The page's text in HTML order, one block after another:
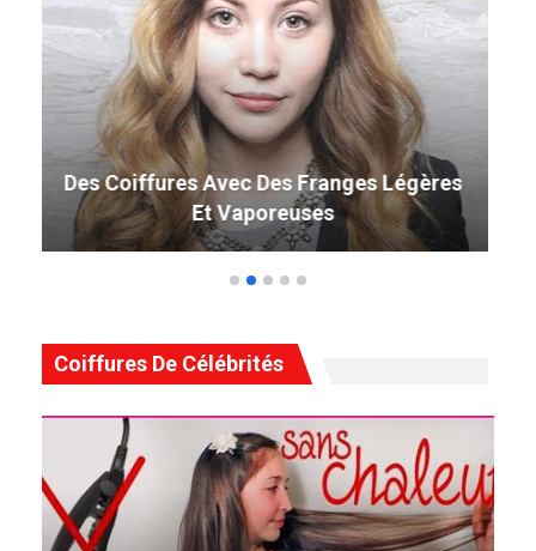
49 Coiffure Curly Weave Parfaite Qui
Tourne La Tête En 2019
Coiffures De Célébrités